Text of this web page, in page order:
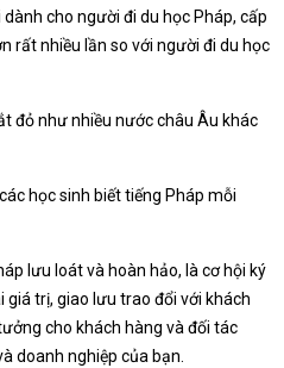
cho người đi du học Pháp, cấp
rất nhiều lần so với người đi du học
đỏ như nhiều nước châu Âu khác
học sinh biết tiếng Pháp mỗi
lưu loát và hoàn hảo, là cơ hội ký
trị, giao lưu trao đổi với khách
cho khách hàng và đối tác
doanh nghiệp của bạn.